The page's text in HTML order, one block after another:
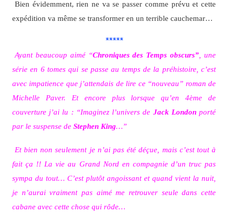
Bien évidemment, rien ne va se passer comme prévu et cette
expédition va même se transformer en un terrible cauchemar…
*****
Ayant beaucoup aimé “Chroniques des Temps obscurs” , une
série en 6 tomes qui se passe au temps de la préhistoire, c’est
avec impatience que j’attendais de lire ce “nouveau” roman de
Michelle Paver. Et encore plus lorsque qu’en 4ème de
couverture j’ai lu : “Imaginez l’univers de Jack Londonporté
par le suspense de Stephen King…”
Et bien non seulement je n’ai pas été déçue, mais c’est tout à
fait ça !! La vie au Grand Nord en compagnie d’un truc pas
sympa du tout… C’est plutôt angoissant et quand vient la nuit,
je n’aurai vraiment pas aimé me retrouver seule dans cette
cabane avec cette chose qui rôde…